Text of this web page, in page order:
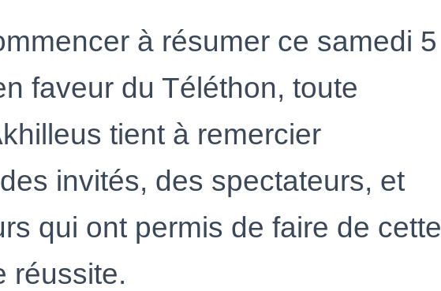
à résumer ce samedi 5
faveur du Téléthon, toute
tient à remercier
des invités, des spectateurs, et
qui ont permis de faire de cette
réussite.